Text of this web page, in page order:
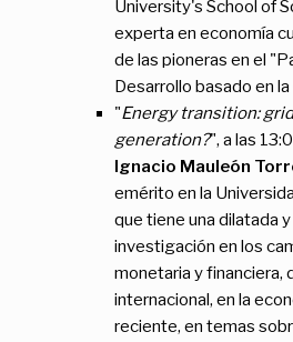
University's School of
experta en economía
de las pioneras en el
Desarrollo basado en
"Energy transition:
generation?", a las
Ignacio Mauleón
emérito en la
que tiene una dilatada
investigación en los
monetaria y financiera,
internacional, en la
reciente, en temas